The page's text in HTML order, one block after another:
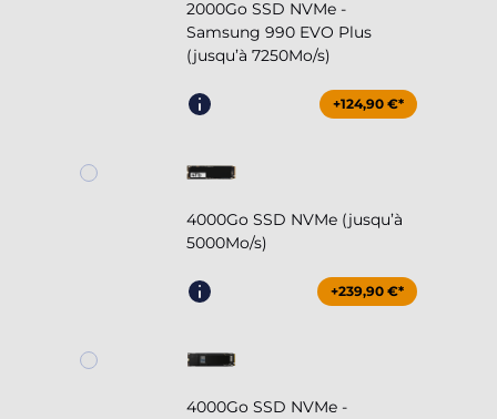
2000Go SSD NVMe -
Samsung 990 EVO Plus
(jusqu’à 7250Mo/s)
+124,90 €*
4000Go SSD NVMe (jusqu’à
5000Mo/s)
+239,90 €*
4000Go SSD NVMe -